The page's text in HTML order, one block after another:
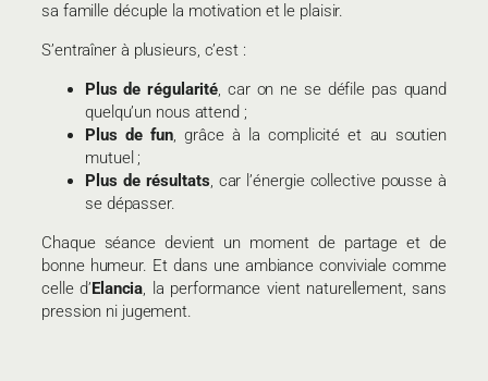
sa famille décuple la motivation et le plaisir.
S’entraîner à plusieurs, c’est :
Plus de régularité, car on ne se défile pas quand
quelqu’un nous attend ;
Plus de fun, grâce à la complicité et au soutien
mutuel ;
Plus de résultats, car l’énergie collective pousse à
se dépasser.
Chaque séance devient un moment de partage et de
bonne humeur. Et dans une ambiance conviviale comme
celle d’Elancia, la performance vient naturellement, sans
pression ni jugement.